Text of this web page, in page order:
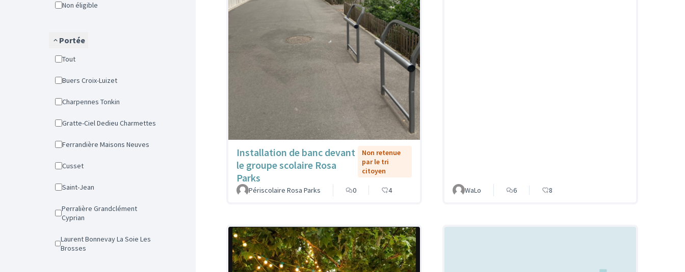
Non éligible
Portée
Tout
Buers Croix-Luizet
Charpennes Tonkin
Gratte-Ciel Dedieu Charmettes
Ferrandière Maisons Neuves
Cusset
Saint-Jean
Perralière Grandclément
Cyprian
Laurent Bonnevay La Soie Les
Brosses
Installation de banc devant
le groupe scolaire Rosa
Parks
Non retenue
par le tri
citoyen
Périscolaire Rosa Parks 0 4 WaLo 6 8